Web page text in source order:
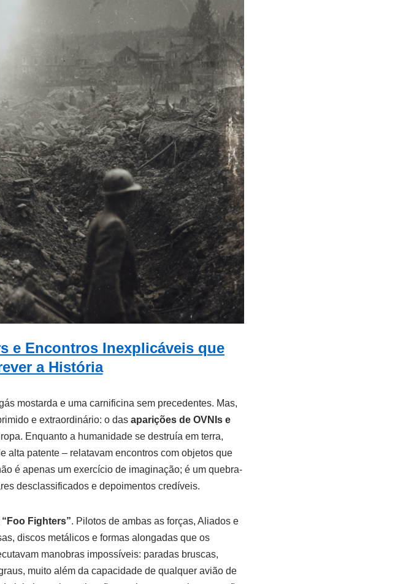
e Encontros Inexplicáveis que
a História
mostarda e uma carnificina sem precedentes. Mas,
e extraordinário: o das aparições de OVNIs e
Enquanto a humanidade se destruía em terra,
alta patente – relatavam encontros com objetos que
é apenas um exercício de imaginação; é um quebra-
desclassificados e depoimentos credíveis.
“Foo Fighters”. Pilotos de ambas as forças, Aliados e
discos metálicos e formas alongadas que os
manobras impossíveis: paradas bruscas,
muito além da capacidade de qualquer avião de